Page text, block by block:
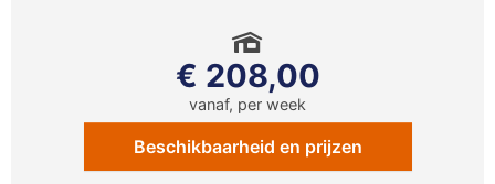
€ 208,00
vanaf, per week
Beschikbaarheid en prijzen